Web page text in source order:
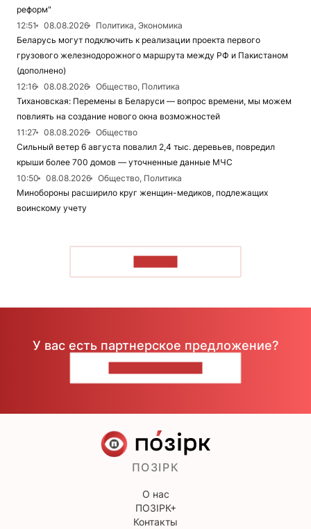
реформ"
12:51
08.08.2026
Политика, Экономика
Беларусь могут подключить к реализации проекта первого
грузового железнодорожного маршрута между РФ и Пакистаном
(дополнено)
12:16
08.08.2026
Общество, Политика
Тихановская: Перемены в Беларуси — вопрос времени, мы можем
повлиять на создание нового окна возможностей
11:27
08.08.2026
Общество
Сильный ветер 6 августа повалил 2,4 тыс. деревьев, повредил
крыши более 700 домов — уточненные данные МЧС
10:50
08.08.2026
Общество, Политика
Минобороны расширило круг женщин-медиков, подлежащих
воинскому учету
У вас есть партнерское предложение?
ПОЗІРК
О нас
ПОЗІРК+
Контакты